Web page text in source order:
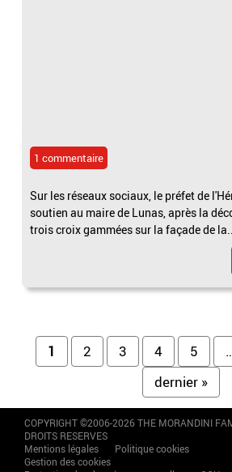
1 commentaire
Sur les réseaux sociaux, le préfet de
soutien au maire de Lunas, après la
trois croix gammées sur la façade de
Pages
1 2 3 4 5
dernier »
COPYRIGHT ©2006-2026 THE MORANDINI
DROITS RESERVES
Mentions légales
Politique cookies
Gestion des cookies